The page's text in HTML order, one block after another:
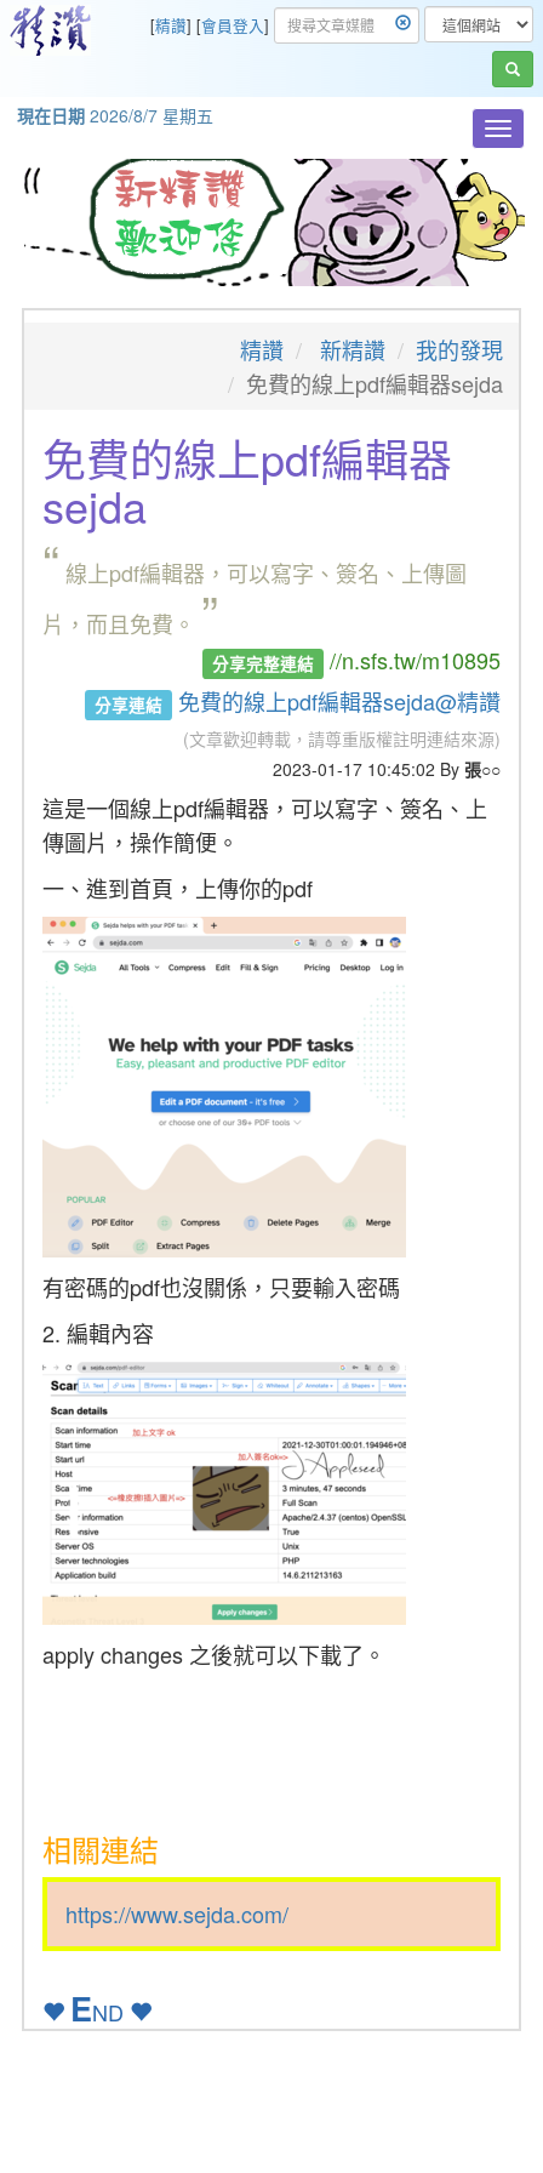
[精讚] [會員登入]
現在日期 2026/8/7 星期五
精讚 新精讚
我的發現
免費的線上pdf編輯器sejda
免費的線上pdf編輯器
sejda
“ 線上pdf編輯器，可以寫字、簽名、上傳圖
片，而且免費。 ”
分享完整連結 //n.sfs.tw/m10895
分享連結 免費的線上pdf編輯器sejda@精讚
(文章歡迎轉載，請尊重版權註明連結來源)
2023-01-17 10:45:02 By 張○○
這是一個線上pdf編輯器，可以寫字、簽名、上
傳圖片，操作簡便。
一、進到首頁，上傳你的pdf
有密碼的pdf也沒關係，只要輸入密碼
2. 編輯內容
apply changes 之後就可以下載了。
相關連結
https://www.sejda.com/
END